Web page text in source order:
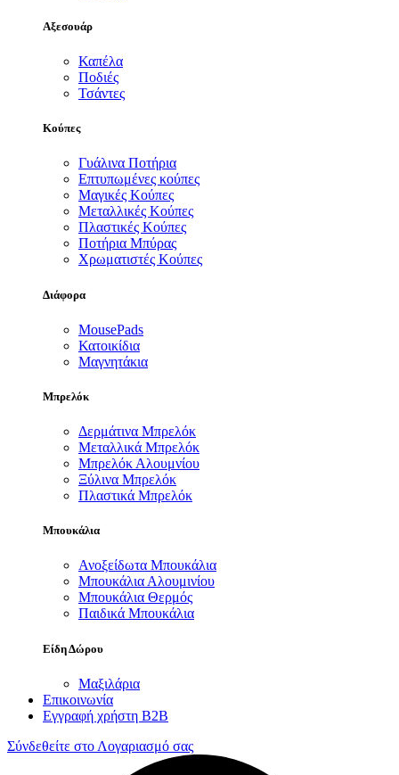
Αξεσουάρ
Καπέλα
Ποδιές
Τσάντες
Κούπες
Γυάλινα Ποτήρια
Επτυπωμένες κούπες
Μαγικές Κούπες
Μεταλλικές Κούπες
Πλαστικές Κούπες
Ποτήρια Μπύρας
Χρωματιστές Κούπες
Διάφορα
MousePads
Κατοικίδια
Μαγνητάκια
Μπρελόκ
Δερμάτινα Μπρελόκ
Μεταλλικά Μπρελόκ
Μπρελόκ Αλουμνίου
Ξύλινα Μπρελόκ
Πλαστικά Μπρελόκ
Μπουκάλια
Ανοξείδωτα Μπουκάλια
Μπουκάλια Αλουμινίου
Μπουκάλια Θερμός
Παιδικά Μπουκάλια
Είδη Δώρου
Μαξιλάρια
Επικοινωνία
Εγγραφή χρήστη B2B
Σύνδεθείτε στο Λογαριασμό σας